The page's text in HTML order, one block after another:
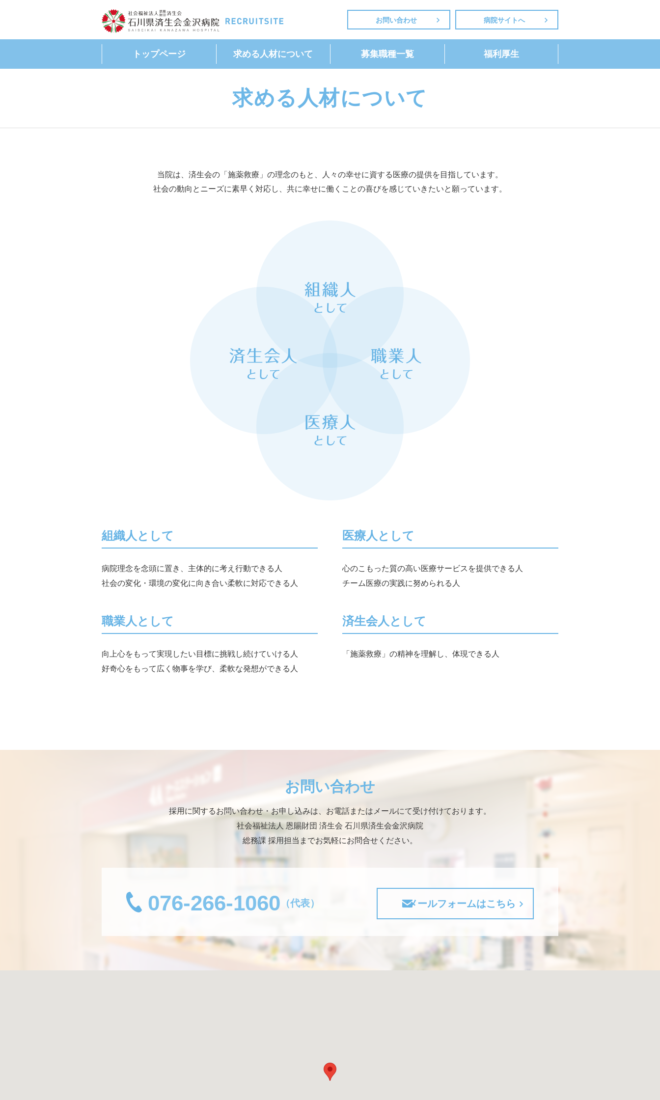
病院サイトへ
お問い合わせ
トップページ 求める人材について 募集職種一覧 福利厚生
求める人材について
当院は、済生会の「施薬救療」の理念のもと、人々の幸せに資する医療の提供を目指しています。
社会の動向とニーズに素早く対応し、共に幸せに働くことの喜びを感じていきたいと願っています。
組織人として
病院理念を念頭に置き、主体的に考え行動できる人
社会の変化・環境の変化に向き合い柔軟に対応できる人
職業人として
向上心をもって実現したい目標に挑戦し続けていける人
好奇心をもって広く物事を学び、柔軟な発想ができる人
医療人として
心のこもった質の高い医療サービスを提供できる人
チーム医療の実践に努められる人
済生会人として
「施薬救療」の精神を理解し、体現できる人
お問い合わせ
採用に関するお問い合わせ・お申し込みは、お電話またはメールにて受け付けております。
社会福祉法人 恩賜財団 済生会 石川県済生会金沢病院
総務課 採用担当までお気軽にお問合せください。
076-266-1060 （代表） メールフォームはこちら